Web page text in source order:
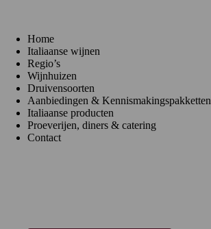
Home
Italiaanse wijnen
Regio’s
Wijnhuizen
Druivensoorten
Aanbiedingen & Kennismakingspakketten
Italiaanse producten
Proeverijen, diners & catering
Contact